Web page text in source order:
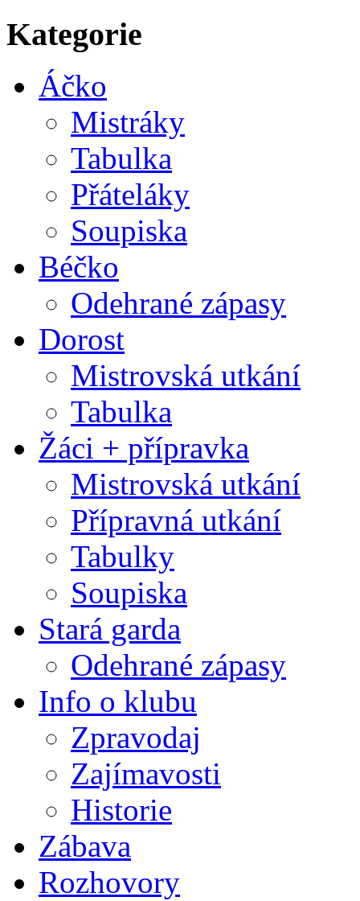
Kategorie
Áčko
Mistráky
Tabulka
Přáteláky
Soupiska
Béčko
Odehrané zápasy
Dorost
Mistrovská utkání
Tabulka
Žáci + přípravka
Mistrovská utkání
Přípravná utkání
Tabulky
Soupiska
Stará garda
Odehrané zápasy
Info o klubu
Zpravodaj
Zajímavosti
Historie
Zábava
Rozhovory